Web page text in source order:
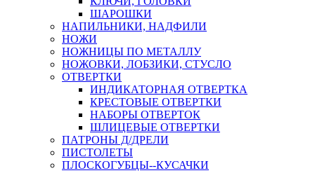
ШАРОШКИ
НАПИЛЬНИКИ, НАДФИЛИ
НОЖИ
НОЖНИЦЫ ПО МЕТАЛЛУ
НОЖОВКИ, ЛОБЗИКИ, СТУСЛО
ОТВЕРТКИ
ИНДИКАТОРНАЯ ОТВЕРТКА
КРЕСТОВЫЕ ОТВЕРТКИ
НАБОРЫ ОТВЕРТОК
ШЛИЦЕВЫЕ ОТВЕРТКИ
ПАТРОНЫ Д/ДРЕЛИ
ПИСТОЛЕТЫ
ПЛОСКОГУБЦЫ--КУСАЧКИ